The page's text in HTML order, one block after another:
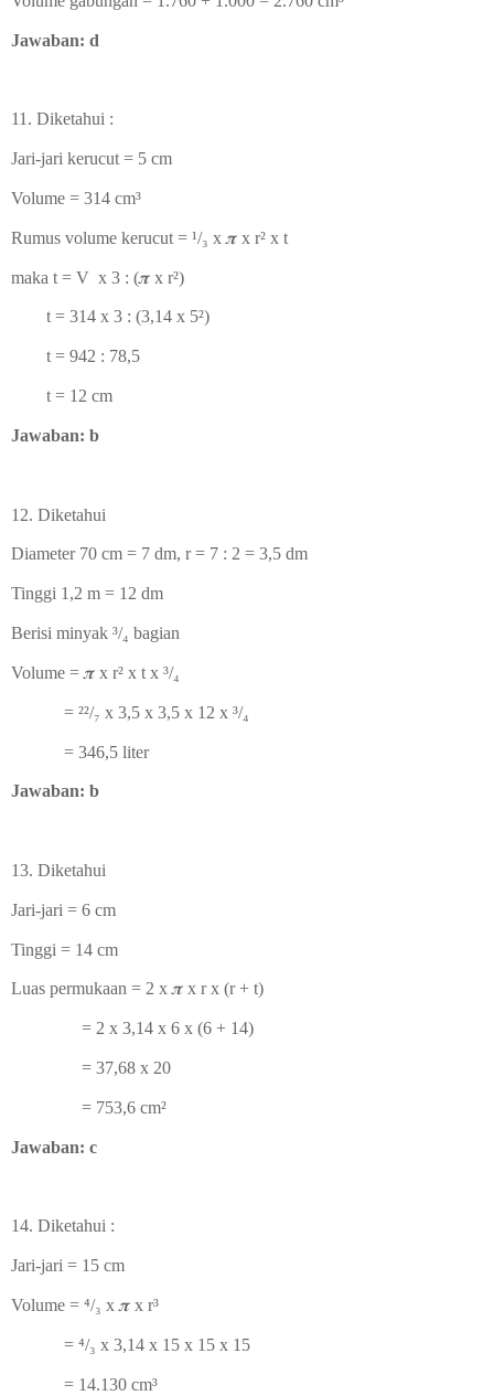
Jawaban: d
11. Diketahui :
Jari-jari kerucut = 5 cm
Volume = 314 cm³
Rumus volume kerucut = ¹/₃ x𝝅 x r² x t
maka t = V x 3 : (𝝅 x r²)
t = 314 x 3 : (3,14 x 5²)
t = 942 : 78,5
t = 12 cm
Jawaban: b
12. Diketahui
Diameter 70 cm = 7 dm, r = 7 : 2 = 3,5 dm
Tinggi 1,2 m = 12 dm
Berisi minyak ³/₄ bagian
Volume =𝝅 x r² x t x ³/₄
= ²²/₇ x 3,5 x 3,5 x 12 x ³/₄
= 346,5 liter
Jawaban: b
13. Diketahui
Jari-jari = 6 cm
Tinggi = 14 cm
Luas permukaan = 2 x𝝅 x r x (r + t)
= 2 x 3,14 x 6 x (6 + 14)
= 37,68 x 20
= 753,6 cm²
Jawaban: c
14. Diketahui :
Jari-jari = 15 cm
Volume = ⁴/₃ x𝝅 x r³
= ⁴/₃ x 3,14 x 15 x 15 x 15
= 14.130 cm³